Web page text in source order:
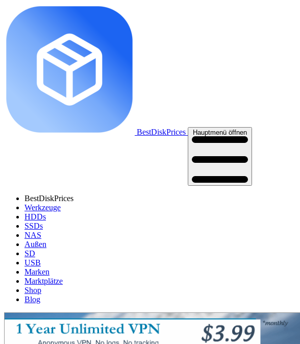
BestDiskPrices Hauptmenü öffnen
BestDiskPrices
Werkzeuge
HDDs
SSDs
NAS
Außen
SD
USB
Marken
Marktplätze
Shop
Blog